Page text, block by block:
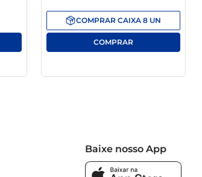
COMPRARCAIXA 8 UN
Baixe nosso App